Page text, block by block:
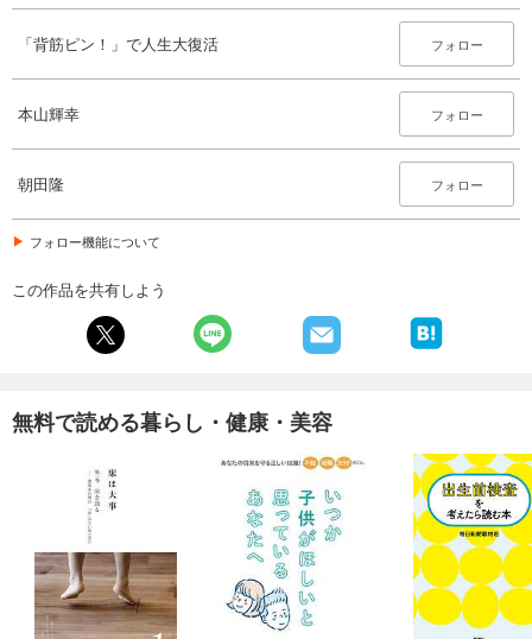
「背筋ピン！」で人生大復活 フォロー
本山輝幸 フォロー
朝田隆 フォロー
フォロー機能について
この作品を共有しよう
無料で読める暮らし・健康・美容